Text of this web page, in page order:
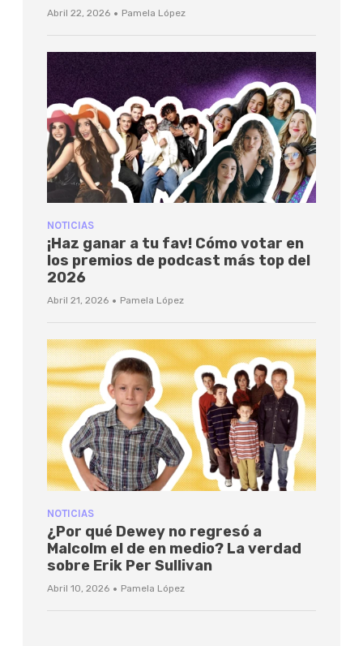
Abril 22, 2026 · Pamela López
NOTICIAS
¡Haz ganar a tu fav! Cómo votar en
los premios de podcast más top del
2026
Abril 21, 2026 · Pamela López
NOTICIAS
¿Por qué Dewey no regresó a
Malcolm el de en medio? La verdad
sobre Erik Per Sullivan
Abril 10, 2026 · Pamela López